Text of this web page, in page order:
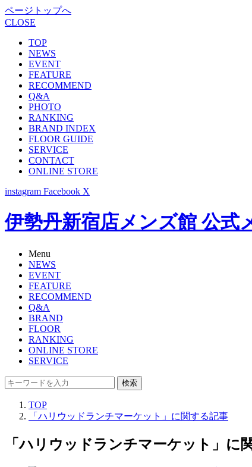
ページトップへ
CLOSE
TOP
NEWS
EVENT
FEATURE
RECOMMEND
Q&A
PHOTO
RANKING
BRAND INDEX
FLOOR GUIDE
SERVICE
CONTACT
ONLINE STORE
instagram Facebook X
伊勢丹新宿店メンズ館 公式
Menu
NEWS
EVENT
FEATURE
RECOMMEND
Q&A
BRAND
FLOOR
RANKING
ONLINE STORE
SERVICE
検索
TOP
「ハリウッドランチマーケット」に関する記事
「ハリウッドランチマーケット」に